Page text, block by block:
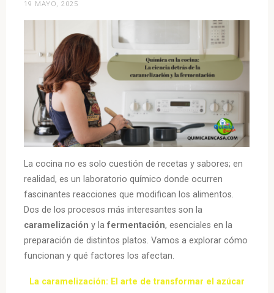
19 MAYO, 2025
La cocina no es solo cuestión de recetas y sabores; en
realidad, es un laboratorio químico donde ocurren
fascinantes reacciones que modifican los alimentos.
Dos de los procesos más interesantes son la
caramelización y lafermentación, esenciales en la
preparación de distintos platos. Vamos a explorar cómo
funcionan y qué factores los afectan.
La caramelización: El arte de transformar el azúcar